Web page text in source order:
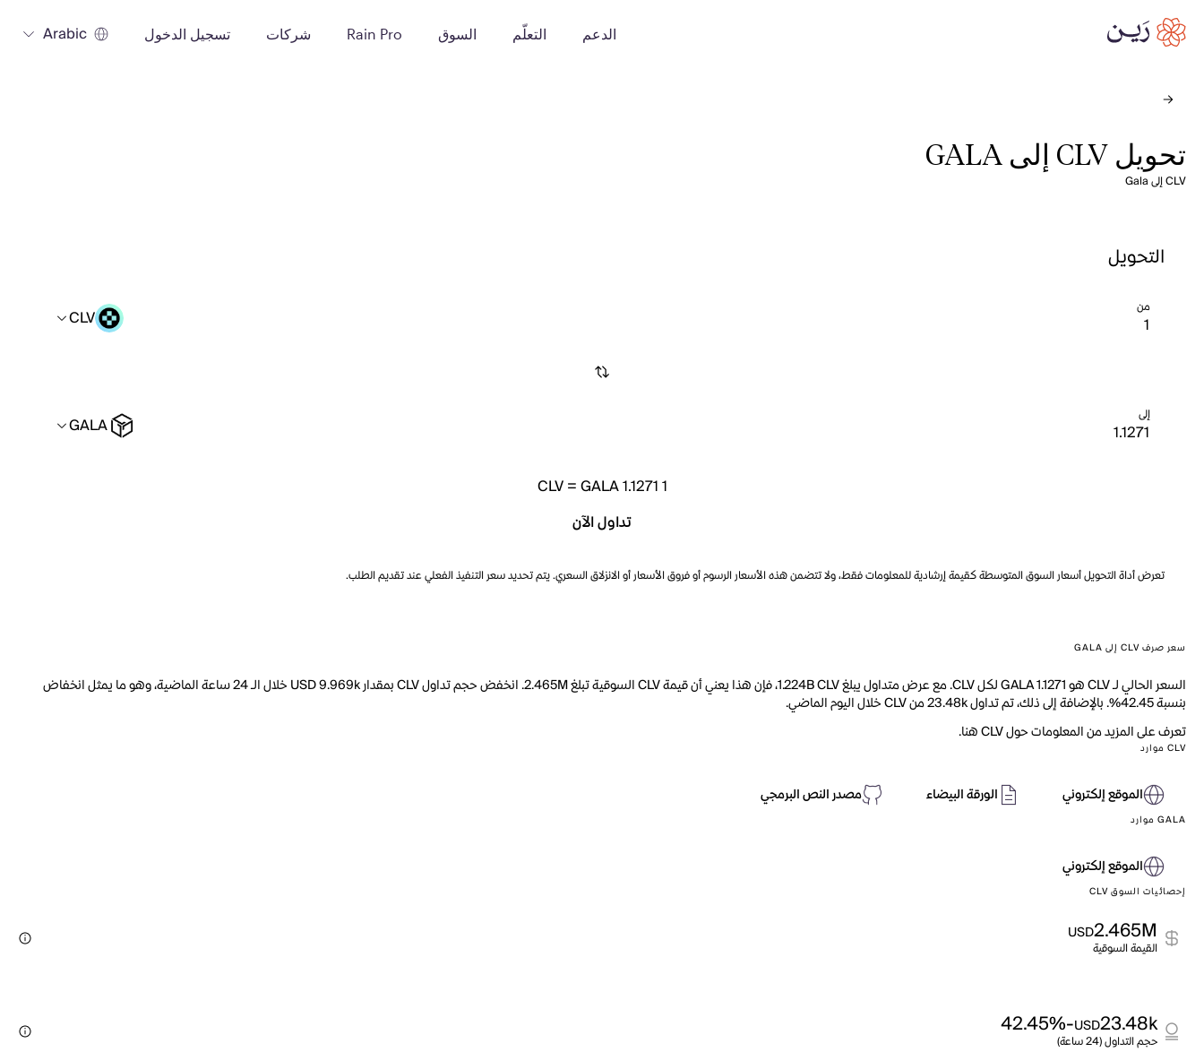
الدعم التعلّم السوق Rain Pro شركات تسجيل الدخول Arabic
تحويل CLV إلى GALA
CLV إلى Gala
التحويل
من CLV
إلى GALA
1
CLV=GALA 1.1271
تداول الآن
تعرض أداة التحويل أسعار السوق المتوسطة كقيمة إرشادية للمعلومات فقط، ولا تتضمن هذه الأسعار الرسوم أو فروق الأسعار أو الانزلاق السعري. يتم تحديد سعر التنفيذ الفعلي عند تقديم الطلب.
سعر صرف CLV إلى GALA
السعر الحالي لـ CLV هو GALA 1.1271 لكل CLV. مع عرض متداول يبلغ 1.224B CLV، فإن هذا يعني أن قيمة CLV السوقية تبلغ 2.465M. انخفض حجم تداول CLV بمقدار USD 9.969k خلال الـ 24 ساعة الماضية، وهو ما يمثل انخفاض
بنسبة 42.45%. بالإضافة إلى ذلك، تم تداول 23.48k من CLV خلال اليوم الماضي.
تعرف على المزيد من المعلومات حول CLV هنا.
CLV موارد
الموقع إلكتروني الورقة البيضاء مصدر النص البرمجي
GALA موارد
الموقع إلكتروني
إحصائيات السوق CLV
2.465M
USD
القيمة السوقية
23.48k
USD
-42.45%
حجم التداول (24 ساعة)